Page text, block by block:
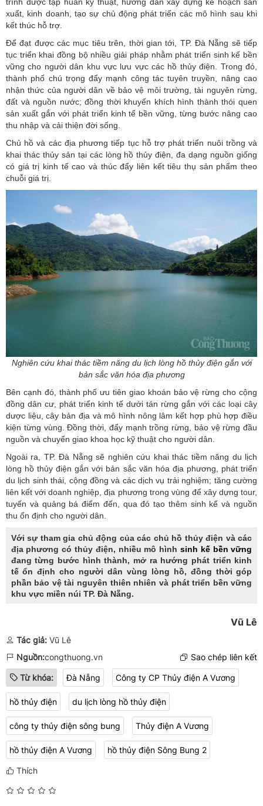
xuất, kinh doanh, tạo sự chủ động phát triển các mô hình sau khi
kết thúc hỗ trợ.
Để đạt được các mục tiêu trên, thời gian tới, TP. Đà Nẵng sẽ tiếp
tục triển khai đồng bộ nhiều giải pháp nhằm phát triển sinh kế bền
vững cho người dân khu vực lưu vực các hồ thủy điện. Trong đó,
thành phố chú trọng đẩy mạnh công tác tuyên truyền, nâng cao
nhận thức của người dân về bảo vệ môi trường, tài nguyên rừng,
đất và nguồn nước; đồng thời khuyến khích hình thành thói quen
sản xuất gắn với phát triển kinh tế bền vững, từng bước nâng cao
thu nhập và cải thiện đời sống.
Chủ hồ và các địa phương tiếp tục hỗ trợ phát triển nuôi trồng và
khai thác thủy sản tại các lòng hồ thủy điện, đa dạng nguồn giống
có giá trị kinh tế cao và thúc đẩy liên kết tiêu thụ sản phẩm theo
chuỗi giá trị.
Nghiên cứu khai thác tiềm năng du lịch lòng hồ thủy điện gắn với
bản sắc văn hóa địa phương
Bên cạnh đó, thành phố ưu tiên giao khoán bảo vệ rừng cho cộng
đồng dân cư, phát triển kinh tế dưới tán rừng gắn với các loại cây
dược liệu, cây bản địa và mô hình nông lâm kết hợp phù hợp điều
kiện từng vùng. Đồng thời, đẩy mạnh trồng rừng, bảo vệ rừng đầu
nguồn và chuyển giao khoa học kỹ thuật cho người dân.
Ngoài ra, TP. Đà Nẵng sẽ nghiên cứu khai thác tiềm năng du lịch
lòng hồ thủy điện gắn với bản sắc văn hóa địa phương, phát triển
du lịch sinh thái, cộng đồng và các dịch vụ trải nghiệm; tăng cường
liên kết với doanh nghiệp, địa phương trong vùng để xây dựng tour,
tuyến và quảng bá điểm đến, qua đó tạo thêm sinh kế và nguồn
thu ổn định cho người dân.
Với sự tham gia chủ động của các chủ hồ thủy điện và các
địa phương có thủy điện, nhiều mô hìnhsinh kế bền vững
đang từng bước hình thành, mở ra hướng phát triển kinh
tế ổn định cho người dân vùng lòng hồ, đồng thời góp
phần bảo vệ tài nguyên thiên nhiên và phát triển bền vững
khu vực miền núi TP. Đà Nẵng.
Vũ Lê
Tác giả: Vũ Lê
Nguồn:congthuong.vn Sao chép liên kết
Từ khóa: Đà Nẵng Công ty CP Thủy điện A Vương
hồ thủy điện du lịch lòng hồ thủy điện
công ty thủy điện sông bung Thủy điện A Vương
hồ thủy điện A Vương hồ thủy điện Sông Bung 2
Thích